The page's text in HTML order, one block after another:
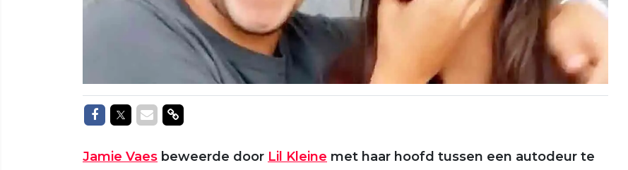
Delen op Facebook
Delen op Twitter
Delen via Mail
Delen via link
Jamie Vaes beweerde door Lil Kleine met haar hoofd tussen een autodeur te